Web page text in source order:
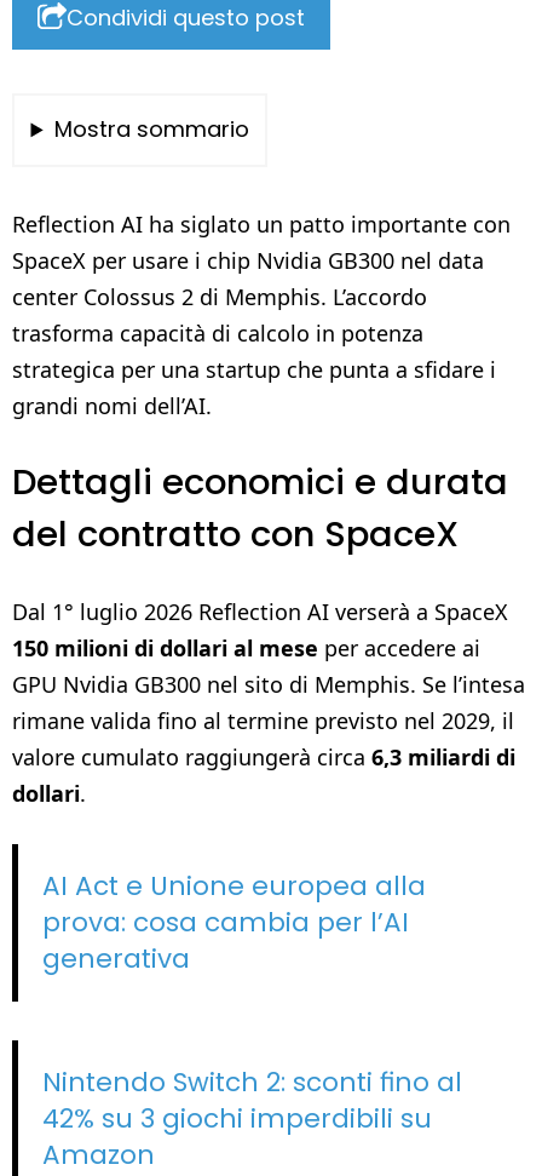
Condividi questo post
Mostra sommario
Reflection AI ha siglato un patto importante con
SpaceX per usare i chip Nvidia GB300 nel data
center Colossus 2 di Memphis. L’accordo
trasforma capacità di calcolo in potenza
strategica per una startup che punta a sfidare i
grandi nomi dell’AI.
Dettagli economici e durata
del contratto con SpaceX
Dal 1° luglio 2026 Reflection AI verserà a SpaceX
150 milioni di dollari al mese per accedere ai
GPU Nvidia GB300 nel sito di Memphis. Se l’intesa
rimane valida fino al termine previsto nel 2029, il
valore cumulato raggiungerà circa 6,3 miliardi di
dollari.
AI Act e Unione europea alla
prova: cosa cambia per l’AI
generativa
Nintendo Switch 2: sconti fino al
42% su 3 giochi imperdibili su
Amazon